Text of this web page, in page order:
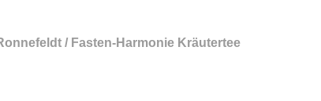
/ Fasten-Harmonie Kräutertee